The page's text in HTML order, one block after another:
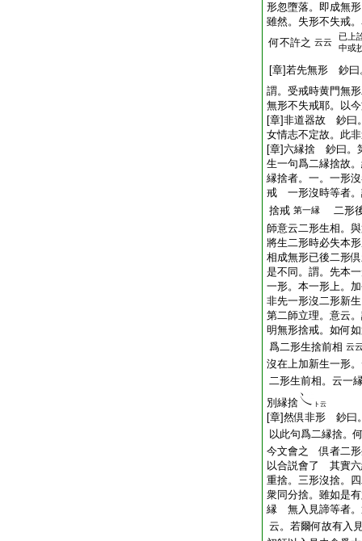
形忽墮落。即成無
雖然。失形不失戒
何不許之 云云
已上
中或
[章]若先無形 鈔曰
謂。受戒時黄門無
無形不失戒耶。以
[章]非道器故 鈔曰
女情志不定故。此
[章]六縁捨 鈔曰。
生一句爲二縁捨故
縁捨者。一。一形
戒 一形沒時等者。
捨戒 第一縁
二形
師意云二形生相。
將生二形時必失本
相成無形已後二形
是不同。謂。先本
一形。本一形上。
非先一形沒二形
第二師立理。意云
明無形捨戒。如何
爲二形生捨前相 云
沒在上加新生一形
二形生前相。云一
別縁捨
ト云
[章]然倶非形 鈔曰
以此句爲二縁捨。
今文會之 倶者二形
以合説會了 其實六
重捨。三形沒捨。
衆同分捨。雖如是
縁 無入見諦等者。
云。若爾何故有入